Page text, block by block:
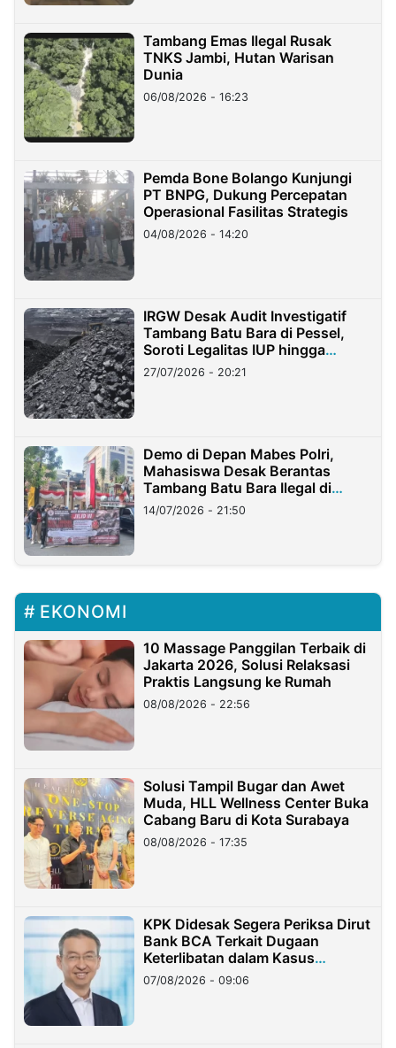
Tambang Emas Ilegal Rusak
TNKS Jambi, Hutan Warisan
Dunia
06/08/2026 - 16:23
Pemda Bone Bolango Kunjungi
PT BNPG, Dukung Percepatan
Operasional Fasilitas Strategis
04/08/2026 - 14:20
IRGW Desak Audit Investigatif
Tambang Batu Bara di Pessel,
Soroti Legalitas IUP hingga
Stockpile
27/07/2026 - 20:21
Demo di Depan Mabes Polri,
Mahasiswa Desak Berantas
Tambang Batu Bara Ilegal di
Lampung
14/07/2026 - 21:50
EKONOMI
10 Massage Panggilan Terbaik di
Jakarta 2026, Solusi Relaksasi
Praktis Langsung ke Rumah
08/08/2026 - 22:56
Solusi Tampil Bugar dan Awet
Muda, HLL Wellness Center Buka
Cabang Baru di Kota Surabaya
08/08/2026 - 17:35
KPK Didesak Segera Periksa Dirut
Bank BCA Terkait Dugaan
Keterlibatan dalam Kasus
Hilangnya Dana Nasabah Rp2,58
Miliar
07/08/2026 - 09:06